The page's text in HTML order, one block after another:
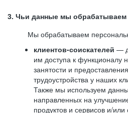
3. Чьи данные мы обрабатываем
Мы обрабатываем
клиентов-соискателей —
им доступа к функционалу
занятости и
трудоустройства у наших
Также мы используем
направленных на
продуктов и сервисов и/